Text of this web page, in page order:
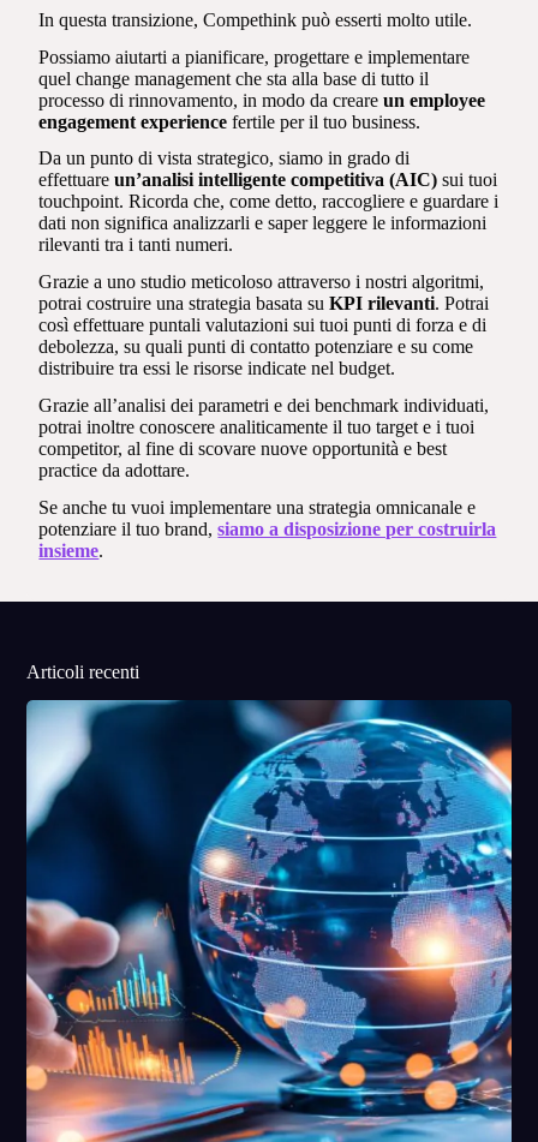
In questa transizione, Compethink può esserti molto utile.
Possiamo aiutarti a pianificare, progettare e implementare
quel change management che sta alla base di tutto il
processo di rinnovamento, in modo da creareun employee
engagement experience fertile per il tuo business.
Da un punto di vista strategico, siamo in grado di
effettuareun’analisi intelligente competitiva (AIC) sui tuoi
touchpoint. Ricorda che, come detto, raccogliere e guardare i
dati non significa analizzarli e saper leggere le informazioni
rilevanti tra i tanti numeri.
Grazie a uno studio meticoloso attraverso i nostri algoritmi,
potrai costruire una strategia basata suKPI rilevanti. Potrai
così effettuare puntali valutazioni sui tuoi punti di forza e di
debolezza, su quali punti di contatto potenziare e su come
distribuire tra essi le risorse indicate nel budget.
Grazie all’analisi dei parametri e dei benchmark individuati,
potrai inoltre conoscere analiticamente il tuo target e i tuoi
competitor, al fine di scovare nuove opportunità e best
practice da adottare.
Se anche tu vuoi implementare una strategia omnicanale e
potenziare il tuo brand,siamo a disposizione per costruirla
insieme.
Articoli recenti